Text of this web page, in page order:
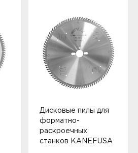
Дисковые пилы для
форматно-
раскроечных
станков KANEFUSA